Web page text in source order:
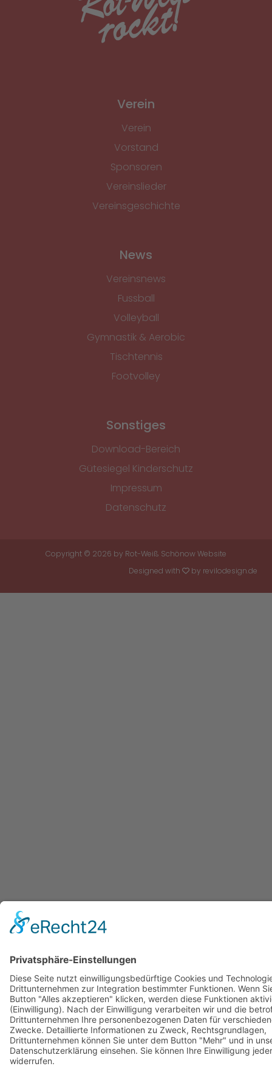
Verein
Verein
Vorstand
Sponsoren
Vereinslieder
Vereinsgeschichte
News
Vereinsnews
Fussball
Volleyball
Gymnastik & Aerobic
Tischtennis
Footvolley
Sonstiges
Download-Bereich
Gütesiegel Kinderschutz
Impressum
Datenschutz
Copyright © 2026 by Rot-Weiß Schönow Website
Designed with
by revilodesign.de